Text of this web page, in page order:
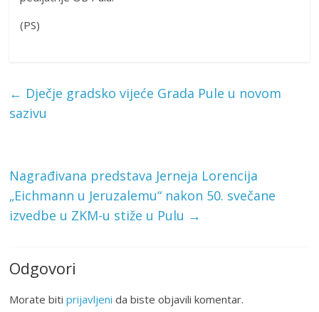
(PS)
← Dječje gradsko vijeće Grada Pule u novom
sazivu
Nagrađivana predstava Jerneja Lorencija
„Eichmann u Jeruzalemu“ nakon 50. svečane
izvedbe u ZKM-u stiže u Pulu →
Odgovori
Morate bitiprijavljeni da biste objavili komentar.